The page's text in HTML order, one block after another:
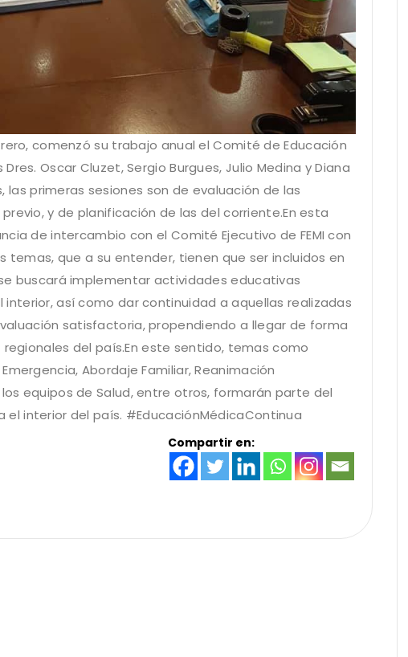
comenzó su trabajo anual el Comité de Educación
Oscar Cluzet, Sergio Burgues, Julio Medina y Diana
primeras sesiones son de evaluación de las
y de planificación de las del corriente.En esta
de intercambio con el Comité Ejecutivo de FEMI con
temas, que a su entender, tienen que ser incluidos en
buscará implementar actividades educativas
así como dar continuidad a aquellas realizadas
satisfactoria, propendiendo a llegar de forma
del país.En este sentido, temas como
Abordaje Familiar, Reanimación
equipos de Salud, entre otros, formarán parte del
el interior del país. #EducaciónMédicaContinua
Compartir en: